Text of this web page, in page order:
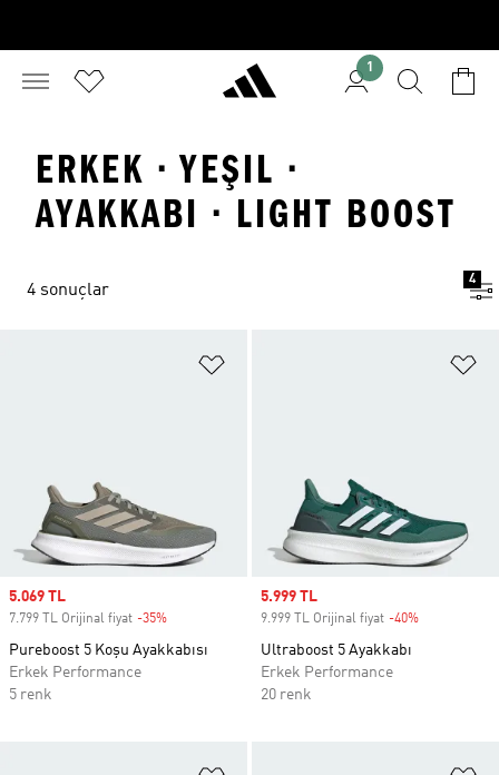
1
ERKEK · YEŞIL ·
AYAKKABI · LIGHT BOOST
4 sonuçlar
4
Sale price
5.069 TL
7.799 TL Orijinal fiyat -35%
Pureboost 5 Koşu Ayakkabısı
Erkek Performance
5 renk
Sale price
5.999 TL
9.999 TL Orijinal fiyat -40%
Ultraboost 5 Ayakkabı
Erkek Performance
20 renk